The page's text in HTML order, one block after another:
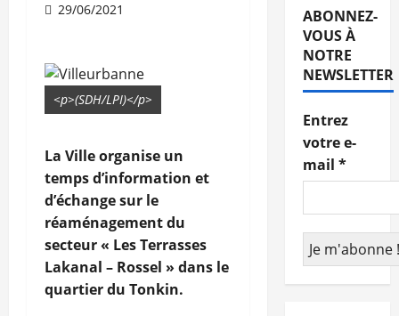
29/06/2021
<p>(SDH/LPI)</p>
La Ville organise un
temps d’information et
d’échange sur le
réaménagement du
secteur « Les Terrasses
Lakanal – Rossel » dans le
quartier du Tonkin.
ABONNEZ-
VOUS À
NOTRE
NEWSLETTER
Entrez
votre e-
mail *